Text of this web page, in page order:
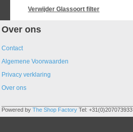
Verwijder Glassoort filter
Over ons
Contact
Algemene Voorwaarden
Privacy verklaring
Over ons
Powered by The Shop Factory Tel: +31(0)207073933